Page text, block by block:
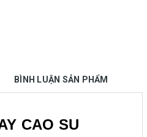
BÌNH LUẬN SẢN PHẨM
CAO SU